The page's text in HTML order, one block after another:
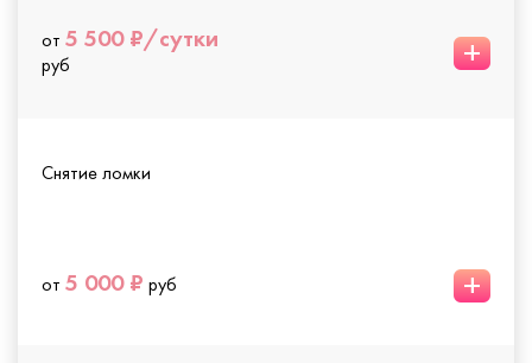
от 5 500 ₽/сутки
руб +
Снятие ломки
от 5 000 ₽ руб +